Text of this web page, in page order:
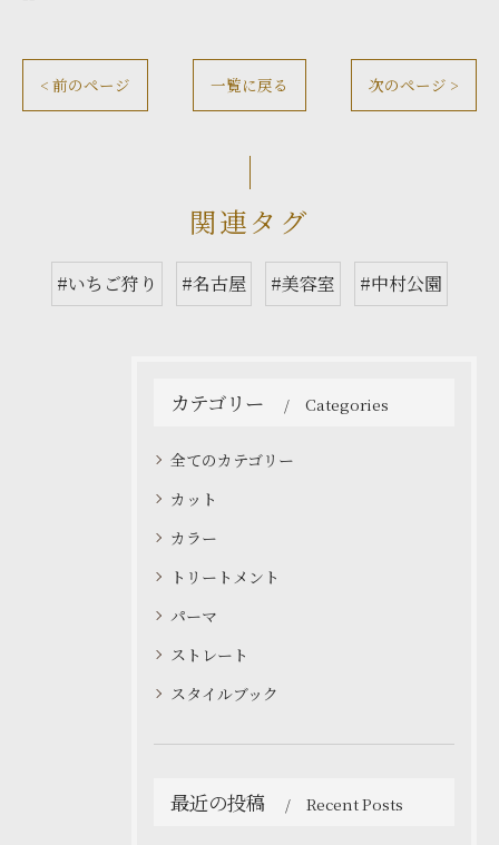
< 前のページ 一覧に戻る 次のページ >
関連タグ
#いちご狩り #名古屋 #美容室 #中村公園
カテゴリー Categories
全てのカテゴリー
カット
カラー
トリートメント
パーマ
ストレート
スタイルブック
最近の投稿 Recent Posts